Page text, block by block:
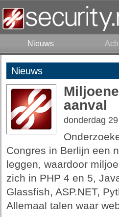
Nieuws
Nieuws
aanval
donderdag
Congres in Berlijn een
leggen, waardoor
zich in PHP 4 en 5,
Glassfish, ASP.NET,
Allemaal talen waar